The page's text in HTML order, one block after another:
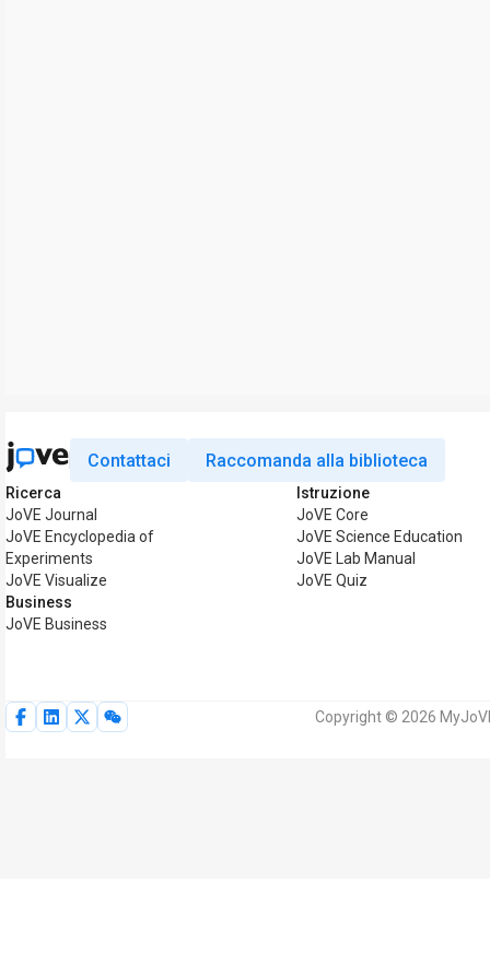
Contattaci Raccomanda alla biblioteca
Ricerca
JoVE Journal
JoVE Encyclopedia of
Experiments
JoVE Visualize
Business
JoVE Business
Istruzione
JoVE Core
JoVE Science Education
JoVE Lab Manual
JoVE Quiz
Copyright © 2026